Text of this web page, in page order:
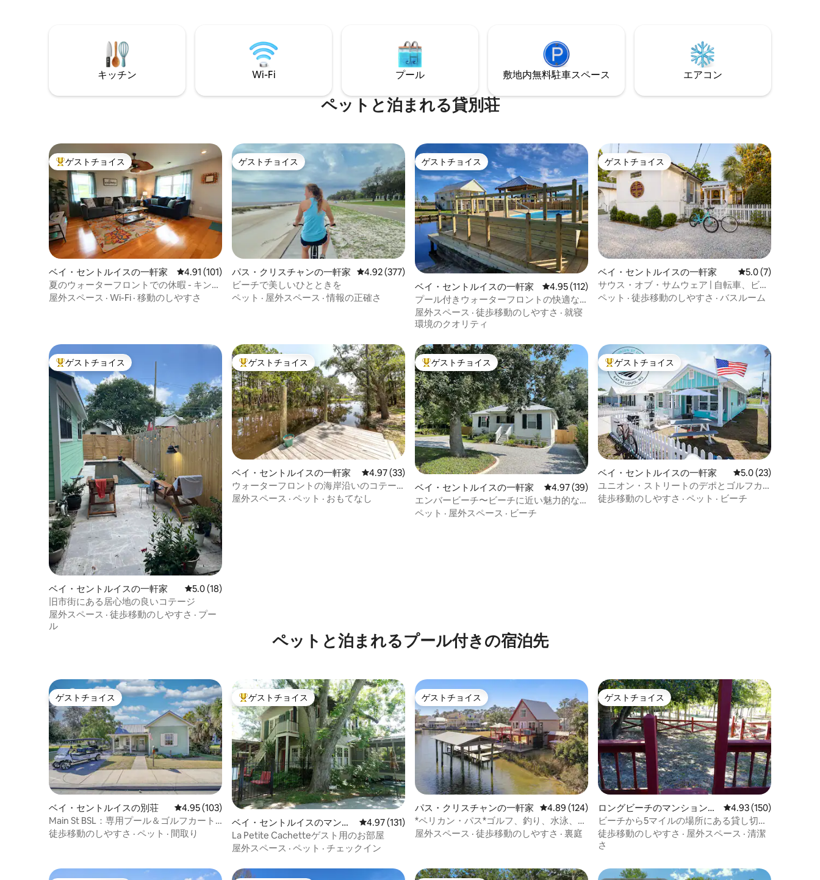
チンではありませんが、冷蔵庫、ポータ
ブルIHコンロ、電子レンジ、コーヒーメ
ーカー、トースター/対流オーブンが備わ
っています。炭火グリルとファイヤーピ
キッチン Wi-Fi プール 敷地内無料駐⁠車ス⁠ペ⁠ー⁠ス エアコン
ペットと泊まれる貸別荘
大好評のゲストチョイスです。
ゲストチョイス
ベイ・セントルイスの一軒家 レビュー101件、5つ星中4.91つ星の平均評価
4.91 (101)
夏のウォーターフロントでの休暇 - キング
スイート
屋外スペース · Wi-Fi · 移動のしやすさ
ゲストチョイス
ゲストチョイス
パス・クリスチャンの一軒家 レビュー377件、5つ星中4.92つ星の平均評価
4.92 (377)
ビーチで美しいひとときを
ペット · 屋外スペース ·情報の正確さ
ゲストチョイス
ゲストチョイス
ベイ・セントルイスの一軒家 レビュー112件、5つ星中4.95つ星の平均評価
4.95 (112)
プール付きウォーターフロントの快適な
お部屋 - 8名様までご宿泊いただけます！
屋外スペース · 徒歩移動のしやすさ · 就寝
環境のクオリティ
ゲストチョイス
ゲストチョイス
ベイ・セントルイスの一軒家 レビュー7件、5つ
5.0 (7)
サウス・オブ・サムウェア | 自転車、ビー
チ、デポ・ロウ
ペット · 徒歩移動のしやすさ · バスルーム
大好評のゲストチョイスです。
ゲストチョイス
ベイ・セントルイスの一軒家 レビュー18件、5つ星中5.0つ星の平均評価
5.0 (18)
旧市街にある居心地の良いコテージ
屋外スペース · 徒歩移動のしやすさ · プー
ル
大好評のゲストチョイスです。
ゲストチョイス
ベイ・セントルイスの一軒家 レビュー33件、5つ星中4.97つ星の平均評価
4.97 (33)
ウォーターフロントの海岸沿いのコテー
ジ - ペットと泊まれる、ドック付き
屋外スペース · ペット · おもてなし
大好評のゲストチョイスです。
ゲストチョイス
ベイ・セントルイスの一軒家 レビュー39件、5つ星中4.97つ星の平均評価
4.97 (39)
エンバービーチ〜ビーチに近い魅力的な
コテージ
ペット · 屋外スペース · ビーチ
大好評のゲストチョイスです。
ゲストチョイス
ベイ・セントルイスの一軒家 レビュー23件、5つ
5.0 (23)
ユニオン・ストリートのデポとゴルフカ
ート
徒歩移動のしやすさ · ペット · ビーチ
ペットと泊まれるプール付きの宿泊先
ゲストチョイス
ゲストチョイス
ベイ・セントルイスの別荘 レビュー103件、5つ星中4.95つ星の平均評価
4.95 (103)
Main St BSL：専用プール＆ゴルフカート
｜10人宿泊可能
徒歩移動のしやすさ · ペット · 間取り
大好評のゲストチョイスです。
ゲストチョイス
ベイ・セントルイスのマンシ
ョン・アパート
レビュー131件、5つ星中4.97つ星の平均評価
4.97 (131)
La Petite Cachetteゲスト用のお部屋
屋外スペース · ペット · チェックイン
ゲストチョイス
ゲストチョイス
パス・クリスチャンの一軒家 レビュー124件、5つ星中4.89つ星の平均評価
4.89 (124)
*ペリカン・パス*ゴルフ、釣り、水泳、素
晴らしい水辺の景色
屋外スペース · 徒歩移動のしやすさ · 裏庭
ゲストチョイス
ゲストチョイス
ロングビーチのマンション・
アパート
レビュー150件、5つ
4.93 (150)
ビーチから5マイルの場所にある貸し切り
アパート！
徒歩移動のしやすさ · 屋外スペース · 清潔
さ